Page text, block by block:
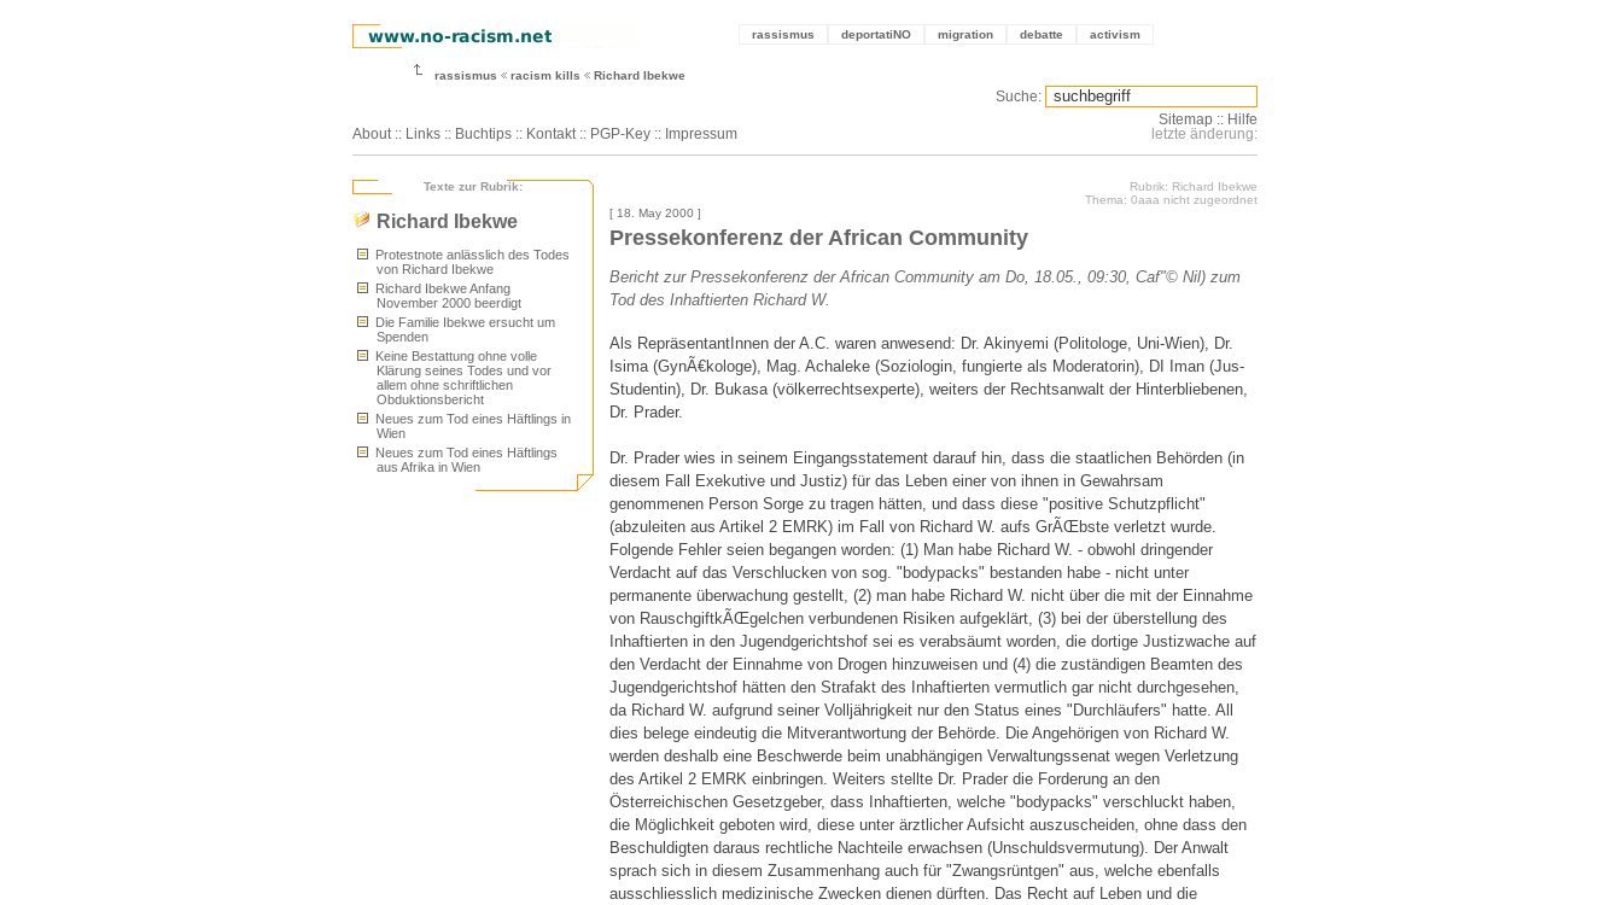
rassismus deportatiNO migration debatte activism
rassismus racism kills Richard Ibekwe
About :: Links :: Buchtips :: Kontakt :: PGP-Key :: Impressum
Suche:
Sitemap :: Hilfe
letzte änderung:
Texte zur Rubrik:
Richard Ibekwe
Protestnote anlässlich des Todes
von Richard Ibekwe
Richard Ibekwe Anfang
November 2000 beerdigt
Die Familie Ibekwe ersucht um
Spenden
Keine Bestattung ohne volle
Klärung seines Todes und vor
allem ohne schriftlichen
Obduktionsbericht
Neues zum Tod eines Häftlings in
Wien
Neues zum Tod eines Häftlings
aus Afrika in Wien
Rubrik: Richard Ibekwe
Thema: 0aaa nicht zugeordnet
[ 18. May 2000 ]
Pressekonferenz der African Community
Bericht zur Pressekonferenz der African Community am Do, 18.05., 09:30, Caf"© Nil) zum
Tod des Inhaftierten Richard W.
Als RepräsentantInnen der A.C. waren anwesend: Dr. Akinyemi (Politologe, Uni-Wien), Dr.
Isima (GynÃ€kologe), Mag. Achaleke (Soziologin, fungierte als Moderatorin), DI Iman (Jus-
Studentin), Dr. Bukasa (völkerrechtsexperte), weiters der Rechtsanwalt der Hinterbliebenen,
Dr. Prader.
Dr. Prader wies in seinem Eingangsstatement darauf hin, dass die staatlichen Behörden (in
diesem Fall Exekutive und Justiz) für das Leben einer von ihnen in Gewahrsam
genommenen Person Sorge zu tragen hätten, und dass diese "positive Schutzpflicht"
(abzuleiten aus Artikel 2 EMRK) im Fall von Richard W. aufs GrÃŒbste verletzt wurde.
Folgende Fehler seien begangen worden: (1) Man habe Richard W. - obwohl dringender
Verdacht auf das Verschlucken von sog. "bodypacks" bestanden habe - nicht unter
permanente überwachung gestellt, (2) man habe Richard W. nicht über die mit der Einnahme
von RauschgiftkÃŒgelchen verbundenen Risiken aufgeklärt, (3) bei der überstellung des
Inhaftierten in den Jugendgerichtshof sei es verabsäumt worden, die dortige Justizwache auf
den Verdacht der Einnahme von Drogen hinzuweisen und (4) die zuständigen Beamten des
Jugendgerichtshof hätten den Strafakt des Inhaftierten vermutlich gar nicht durchgesehen,
da Richard W. aufgrund seiner Volljährigkeit nur den Status eines "Durchläufers" hatte. All
dies belege eindeutig die Mitverantwortung der Behörde. Die Angehörigen von Richard W.
werden deshalb eine Beschwerde beim unabhängigen Verwaltungssenat wegen Verletzung
des Artikel 2 EMRK einbringen. Weiters stellte Dr. Prader die Forderung an den
Österreichischen Gesetzgeber, dass Inhaftierten, welche "bodypacks" verschluckt haben,
die Möglichkeit geboten wird, diese unter ärztlicher Aufsicht auszuscheiden, ohne dass den
Beschuldigten daraus rechtliche Nachteile erwachsen (Unschuldsvermutung). Der Anwalt
sprach sich in diesem Zusammenhang auch für "Zwangsrüntgen" aus, welche ebenfalls
ausschliesslich medizinische Zwecken dienen dürften. Das Recht auf Leben und die